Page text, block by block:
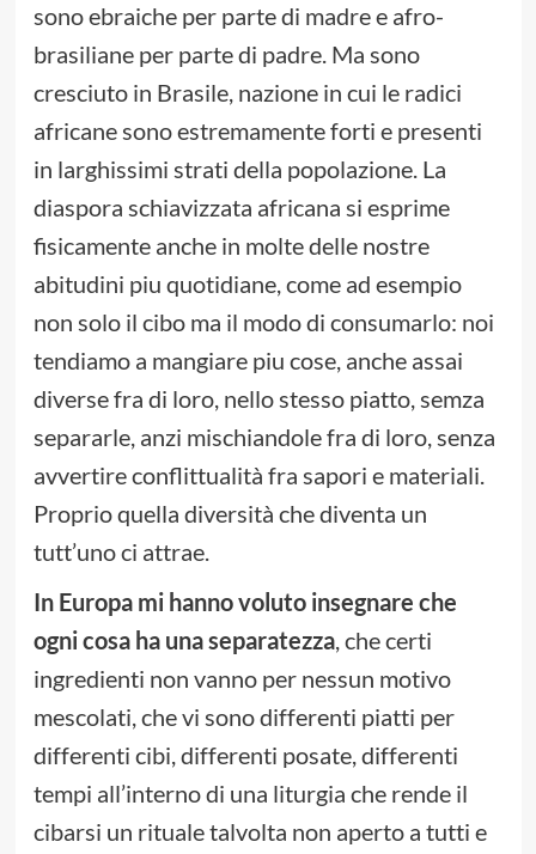
sono ebraiche per parte di madre e afro-
brasiliane per parte di padre. Ma sono
cresciuto in Brasile, nazione in cui le radici
africane sono estremamente forti e presenti
in larghissimi strati della popolazione. La
diaspora schiavizzata africana si esprime
fisicamente anche in molte delle nostre
abitudini piu quotidiane, come ad esempio
non solo il cibo ma il modo di consumarlo: noi
tendiamo a mangiare piu cose, anche assai
diverse fra di loro, nello stesso piatto, semza
separarle, anzi mischiandole fra di loro, senza
avvertire conflittualità fra sapori e materiali.
Proprio quella diversità che diventa un
tutt’uno ci attrae.
In Europa mi hanno voluto insegnare che
ogni cosa ha una separatezza, che certi
ingredienti non vanno per nessun motivo
mescolati, che vi sono differenti piatti per
differenti cibi, differenti posate, differenti
tempi all’interno di una liturgia che rende il
cibarsi un rituale talvolta non aperto a tutti e